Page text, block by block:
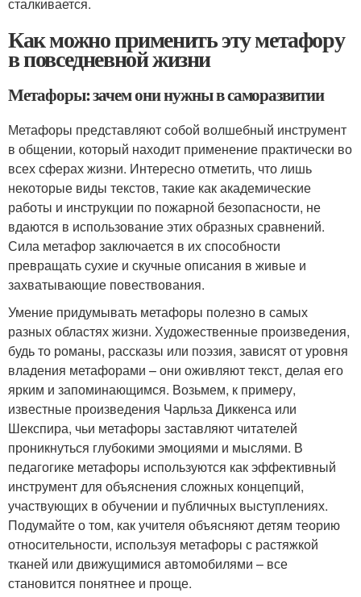
Как можно применить эту метафору
в повседневной жизни
Метафоры: зачем они нужны в саморазвитии
Метафоры представляют собой волшебный инструмент
в общении, который находит применение практически во
всех сферах жизни. Интересно отметить, что лишь
некоторые виды текстов, такие как академические
работы и инструкции по пожарной безопасности, не
вдаются в использование этих образных сравнений.
Сила метафор заключается в их способности
превращать сухие и скучные описания в живые и
захватывающие повествования.
Умение придумывать метафоры полезно в самых
разных областях жизни. Художественные произведения,
будь то романы, рассказы или поэзия, зависят от уровня
владения метафорами – они оживляют текст, делая его
ярким и запоминающимся. Возьмем, к примеру,
известные произведения Чарльза Диккенса или
Шекспира, чьи метафоры заставляют читателей
проникнуться глубокими эмоциями и мыслями. В
педагогике метафоры используются как эффективный
инструмент для объяснения сложных концепций,
участвующих в обучении и публичных выступлениях.
Подумайте о том, как учителя объясняют детям теорию
относительности, используя метафоры с растяжкой
тканей или движущимися автомобилями – все
становится понятнее и проще.